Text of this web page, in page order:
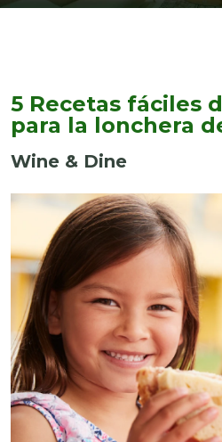
5 Recetas fáciles
para la lonchera
Wine & Dine